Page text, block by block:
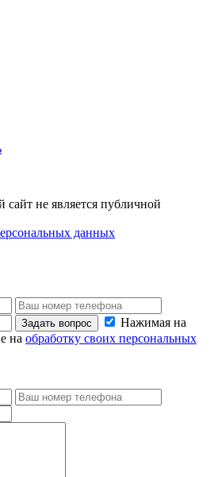
не является публичной
данных
Задать вопрос
Нажимая на
на обработку своих персональных